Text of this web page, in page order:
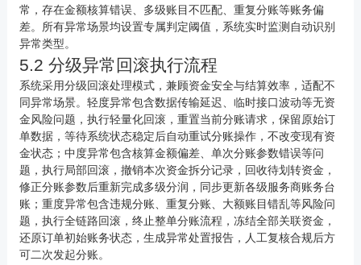
常，存在金额核算错误、多级账目不匹配、重复分账等账务偏
差。所有异常场景均设置专属判定阈值，系统实时监测自动识别
异常类型。
5.2 分级异常回滚执行流程
系统采用分级回滚处理模式，兼顾资金安全与结算效率，适配不
同异常场景。轻度异常包含数据传输延迟、临时接口波动等无资
金风险问题，执行轻量化回滚，重置当前分账请求，保留原始订
单数据，等待系统状态稳定后自动重试分账操作，不改变现有资
金状态；中度异常包含核算金额偏差、单次分账参数错误等问
题，执行局部回滚，撤销本次资金拆分记录，回收待划转资金，
修正分账参数后重新完成多级分润，同步更新各级服务商账务台
账；重度异常包含违规分账、重复分账、大额账目错乱等风险问
题，执行全链路回滚，终止整单分账流程，冻结全部关联资金，
还原订单初始账务状态，生成异常处置报告，人工复核合规后方
可二次发起分账。